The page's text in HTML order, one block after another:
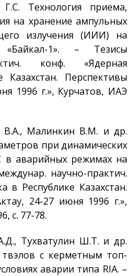
пучковой установкой
Комплексы
Направления работ
Развитие атомной
энергетики
Мониторинг ядерных
исследовательских
реакторов
Термоядерные
исследования
Водородная Энергетика
Новости
Публикации и
Объявления
Безопасность
Технология приема,
на хранение ампульных
излучения (ИИИ) на
«Байкал-1». – Тезисы
конф. «Ядерная
Казахстан. Перспективы
1996 г.», Курчатов, ИАЭ
Малинкин В.М. и др.
при динамических
в аварийных режимах на
научно-практич.
в Республике Казахстан.
24-27 июня 1996 г.»,
с. 77-78.
Тухватулин Ш.Т. и др.
с керметным топ-
аварии типа RIA. –